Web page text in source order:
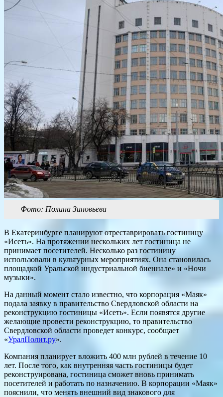
Фото: Полина Зиновьева
В Екатеринбурге планируют отреставрировать гостиницу
«Исеть». На протяжении нескольких лет гостиница не
принимает посетителей. Несколько раз гостиницу
использовали в культурных мероприятиях. Она становилась
площадкой Уральской индустриальной биеннале» и «Ночи
музыки».
На данный момент стало известно, что корпорация «Маяк»
подала заявку в правительство Свердловской области на
реконструкцию гостиницы «Исеть». Если появятся другие
желающие провести реконструкцию, то правительство
Свердловской области проведет конкурс, сообщает
«УралПолит.ру».
Компания планирует вложить 400 млн рублей в течение 10
лет. После того, как внутренняя часть гостиницы будет
реконструирована, гостиница сможет вновь принимать
посетителей и работать по назначению. В корпорации «Маяк»
пояснили, что менять внешний вид знакового для